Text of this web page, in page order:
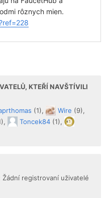
rôznych mien.
KTEŘÍ NAVŠTÍVILI
(1), Wire (9),
Toncek84 (1),
registrovaní uživatelé